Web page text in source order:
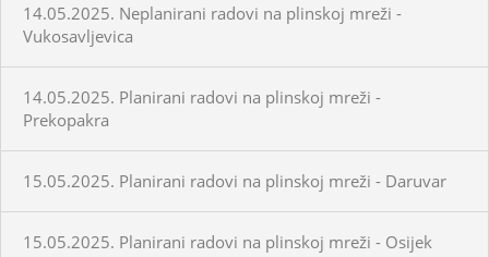
14.05.2025. Neplanirani radovi na plinskoj mreži -
Vukosavljevica
14.05.2025. Planirani radovi na plinskoj mreži -
Prekopakra
15.05.2025. Planirani radovi na plinskoj mreži - Daruvar
15.05.2025. Planirani radovi na plinskoj mreži - Osijek